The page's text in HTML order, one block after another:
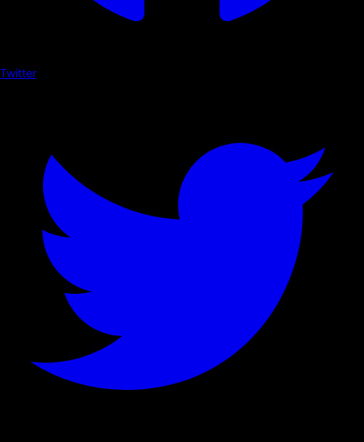
Twitter